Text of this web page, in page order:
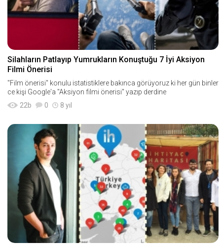
Silahların Patlayıp Yumrukların Konuştuğu 7 İyi Aksiyon
Filmi Önerisi
"Film önerisi" konulu istatistiklere bakınca görüyoruz ki her gün binler
ce kişi Google'a "Aksiyon filmi önerisi" yazıp derdine
22b 0 8 yıl